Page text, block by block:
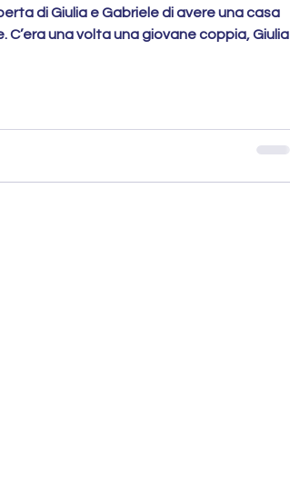
di Giulia e Gabriele di avere una casa
C’era una volta una giovane coppia, Giulia